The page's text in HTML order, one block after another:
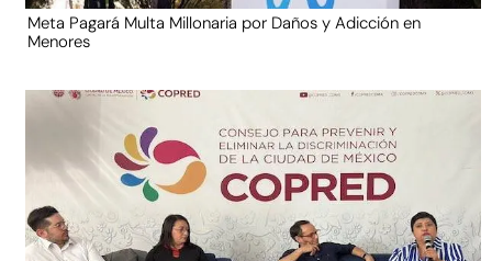
Meta Pagará Multa Millonaria por Daños y Adicción en
Menores